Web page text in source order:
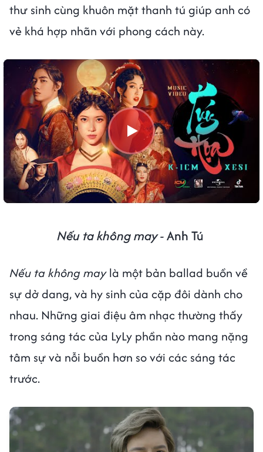
thư sinh cùng khuôn mặt thanh tú giúp anh có
vẻ khá hợp nhãn với phong cách này.
Nếu ta không may -Anh Tú
Nếu ta không maylà một bản ballad buồn về
sự dở dang, và hy sinh của cặp đôi dành cho
nhau. Những giai điệu âm nhạc thường thấy
trong sáng tác của LyLy phần nào mang nặng
tâm sự và nỗi buồn hơn so với các sáng tác
trước.